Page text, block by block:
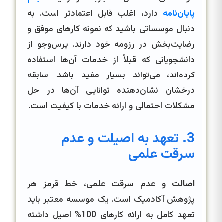
پایان‌نامه دارد، اغلب قابل اعتمادتر است. به
دنبال موسساتی باشید که نمونه کارهای موفق و
رضایت‌بخش در رزومه خود دارند. پرس‌وجو از
دانشجویانی که قبلاً از خدمات آن‌ها استفاده
کرده‌اند، می‌تواند بسیار مفید باشد. سابقه
درخشان نشان‌دهنده توانایی آن‌ها در حل
مشکلات احتمالی و ارائه خدمات با کیفیت است.
3. تعهد به اصیلت و عدم
سرقت علمی
اصالت و عدم سرقت علمی، خط قرمز هر
پژوهش آکادمیک است. یک موسسه معتبر باید
تعهد کامل به ارائه کارهای 100% اصیل داشته